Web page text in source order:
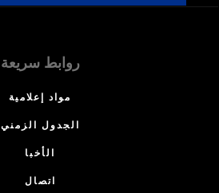
روابط سريعة
مواد إعلامية
الجدول الزمني
الأخبا
اتصال